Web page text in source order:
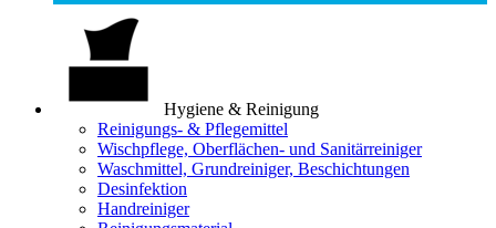
Hygiene & Reinigung
Reinigungs- & Pflegemittel
Wischpflege, Oberflächen- und Sanitärreiniger
Waschmittel, Grundreiniger, Beschichtungen
Desinfektion
Handreiniger